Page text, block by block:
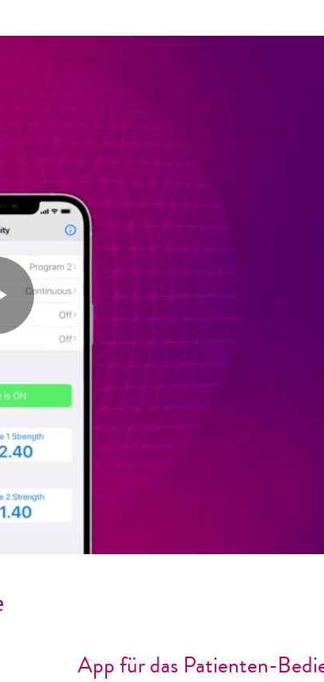
App für das Patienten-